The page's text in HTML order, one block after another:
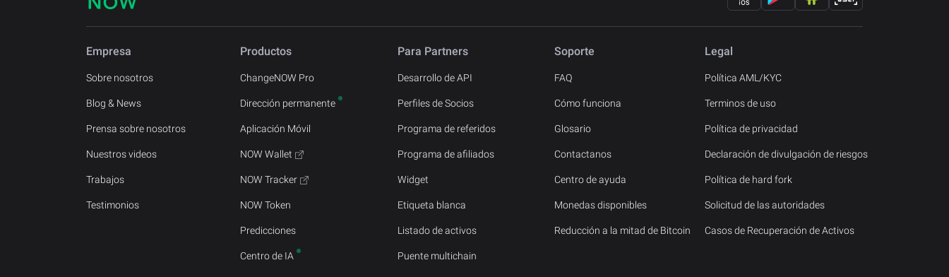
Empresa
Sobre nosotros
Blog & News
Prensa sobre nosotros
Nuestros videos
Trabajos
Testimonios
Productos
ChangeNOW Pro
Dirección permanente
Aplicación Móvil
NOW Wallet
NOW Tracker
NOW Token
Predicciones
Centro de IA
Para Partners
Desarrollo de API
Perfiles de Socios
Programa de referidos
Programa de afiliados
Widget
Etiqueta blanca
Listado de activos
Puente multichain
Soporte
FAQ
Cómo funciona
Glosario
Contactanos
Centro de ayuda
Monedas disponibles
Reducción a la mitad de Bitcoin
Legal
Política AML/KYC
Terminos de uso
Política de privacidad
Declaración de divulgación de riesgos
Política de hard fork
Solicitud de las autoridades
Casos de Recuperación de Activos